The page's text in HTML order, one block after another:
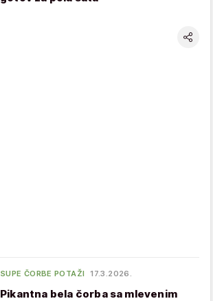
SUPE ČORBE POTAŽI 17.3.2026.
Pikantna bela čorba sa mlevenim